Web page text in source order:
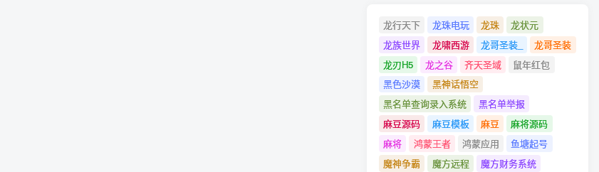
龙行天下 龙珠电玩 龙珠
龙状元
龙族世界
龙啸西游 龙哥圣装_
龙哥圣装
龙刃H5
龙之谷 齐天圣域
鼠年红包
黑色沙漠
黑神话悟空
黑名单查询录入系统
黑名单举报
麻豆源码
麻豆模板 麻豆
麻将源码
麻将
鸿蒙王者 鸿蒙应用
鱼塘起号
魔神争霸
魔方远程
魔方财务系统